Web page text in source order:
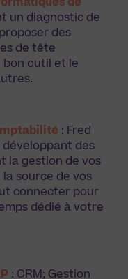
un diagnostic de
des
de tête
outil et le
: Fred
des
la gestion de vos
source de vos
connecter pour
dédié à votre
: CRM; Gestion